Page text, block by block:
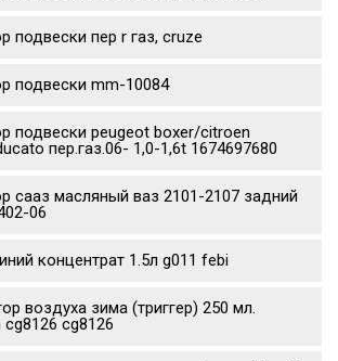
подвески пер r газ, cruze
подвески mm-10084
подвески peugeot boxer/citroen
пер.газ.06- 1,0-1,6t 1674697680
сааз масляный ваз 2101-2107 задний
06
концентрат 1.5л g011 febi
воздуха зима (триггер) 250 мл.
cg8126